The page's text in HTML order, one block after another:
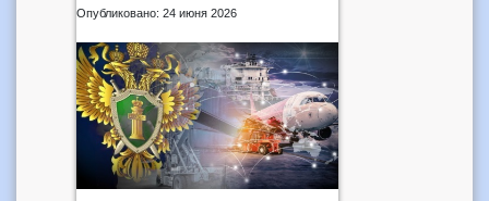
Опубликовано: 24 июня 2026